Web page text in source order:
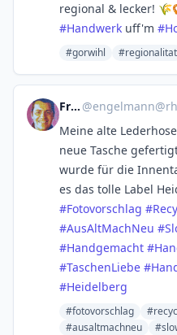
regional & lecker!
#Handwerk uff'm #
#gorwihl #regionalitat
Frank @
Meine alte
neue Tasche
wurde für die
es das tolle Label
#Fotovorschlag #
#AusAltMachNeu #
#Handgemacht #
#TaschenLiebe #
#Heidelberg
#fotovorschlag
#ausaltmachneu